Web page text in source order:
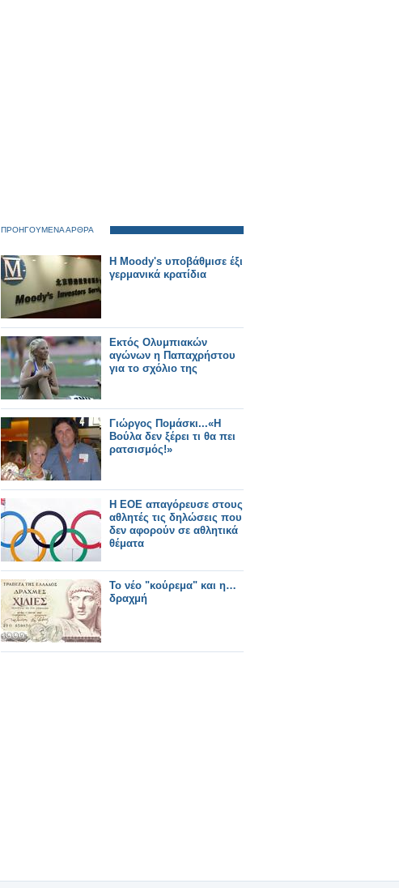
ΠΡΟΗΓΟΥΜΕΝΑ ΑΡΘΡΑ
Η Moody's υποβάθμισε έξι
γερμανικά κρατίδια
Εκτός Ολυμπιακών
αγώνων η Παπαχρήστου
για το σχόλιο της
Γιώργος Πομάσκι...«Η
Βούλα δεν ξέρει τι θα πει
ρατσισμός!»
Η ΕΟΕ απαγόρευσε στους
αθλητές τις δηλώσεις που
δεν αφορούν σε αθλητικά
θέματα
Το νέο "κούρεμα" και η…
δραχμή